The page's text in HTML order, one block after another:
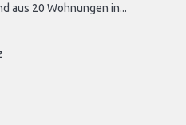
aus 20 Wohnungen in...